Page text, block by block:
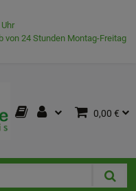
von 24 Stunden Montag-Freitag
0,00 €